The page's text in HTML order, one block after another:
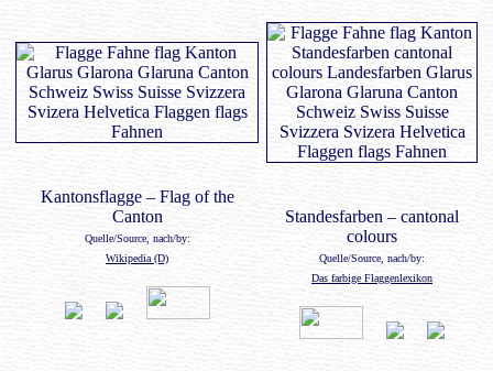
Kantonsflagge – Flag of the
Canton
Quelle/Source, nach/by:
Wikipedia (D)
Standesfarben – cantonal
colours
Quelle/Source, nach/by:
Das farbige Flaggenlexikon